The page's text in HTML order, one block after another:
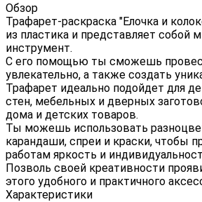
Обзор
Трафарет-раскраска "Елочка и
из пластика и представляет собой
инструмент.
С его помощью ты сможешь
увлекательно, а также создать
Трафарет идеально подойдет для
стен, мебельных и дверных
дома и детских товаров.
Ты можешь использовать
карандаши, спреи и краски, чтобы
работам яркость и
Позволь своей креативности
этого удобного и практичного
Характеристики